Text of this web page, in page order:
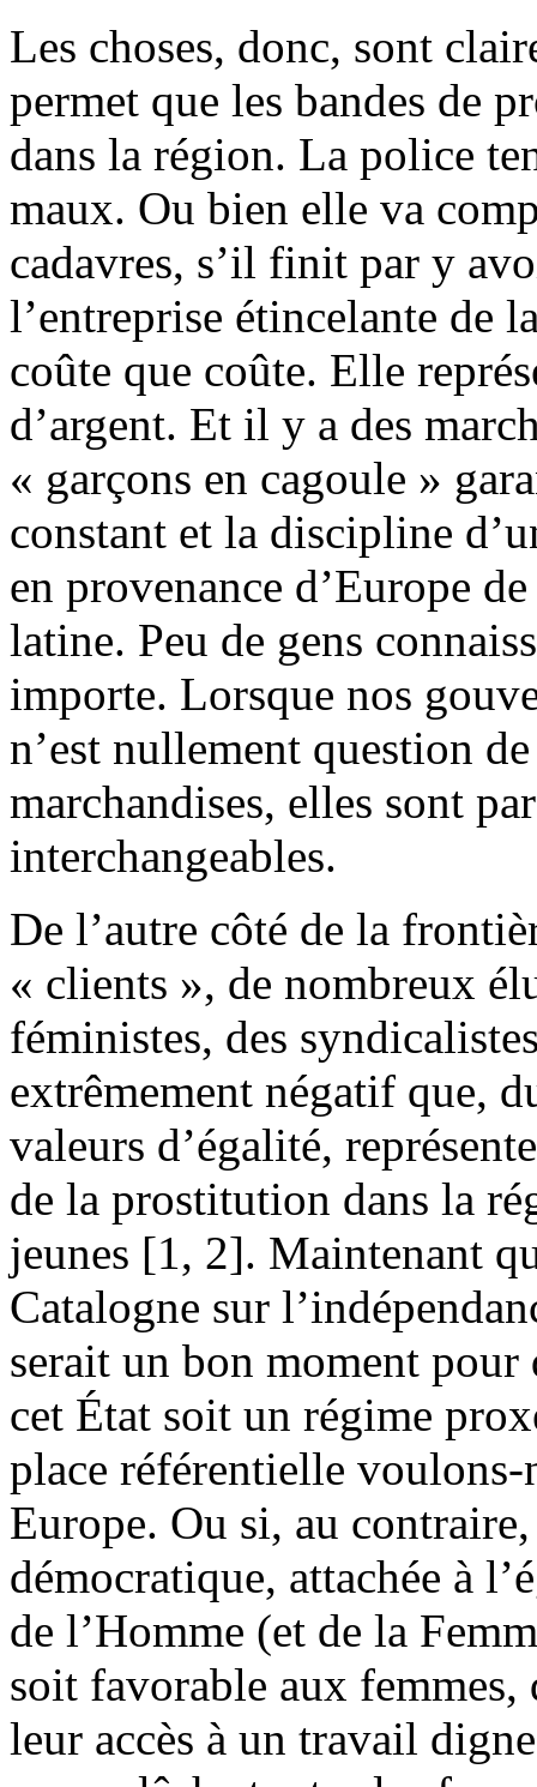
Les choses, donc, sont
permet que les bandes de
dans la région. La police
maux. Ou bien elle va
cadavres, s’il finit par y
l’entreprise étincelante de
coûte que coûte. Elle
d’argent. Et il y a des
« garçons en cagoule »
constant et la discipline
en provenance d’Europe
latine. Peu de gens
importe. Lorsque nos
n’est nullement question
marchandises, elles sont
interchangeables.
De l’autre côté de la
« clients », de nombreux
féministes, des
extrêmement négatif que,
valeurs d’égalité,
de la prostitution dans la
jeunes [1, 2]. Maintenant
Catalogne sur
serait un bon moment pour
cet État soit un régime
place référentielle voulons-
Europe. Ou si, au
démocratique, attachée à
de l’Homme (et de la
soit favorable aux
leur accès à un travail